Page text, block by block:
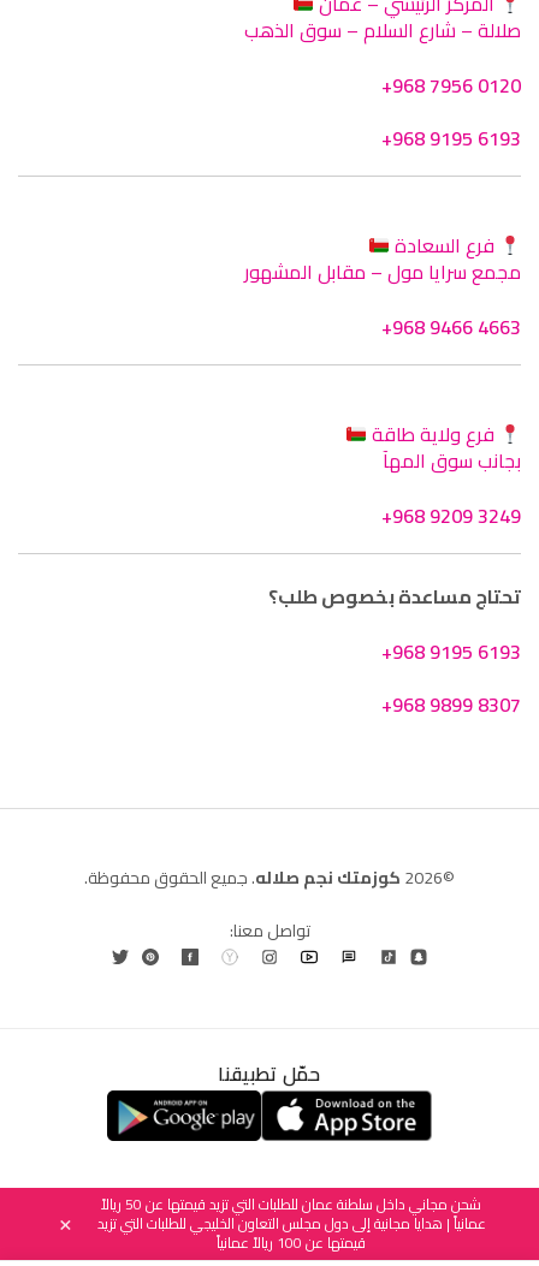
صلالة – شارع السلام – سوق الذهب
+968 7956 0120
+968 9195 6193
فرع السعادة
مجمع سرايا مول – مقابل المشهور
+968 9466 4663
فرع ولاية طاقة
بجانب سوق المهآ
+968 9209 3249
تحتاج مساعدة بخصوص طلب؟
+968 9195 6193
+968 9899 8307
©2026 كوزمتك نجم صلاله. جميع الحقوق محفوظة.
تواصل معنا:
حمّل تطبيقنا
شحن مجاني داخل سلطنة عمان للطلبات التي تزيد قيمتها عن 50 ريالاً
عمانياً | هدايا مجانية إلى دول مجلس التعاون الخليجي للطلبات التي تزيد
قيمتها عن 100 ريالاً عمانياً
×
العربية English
(الإنجليزية)